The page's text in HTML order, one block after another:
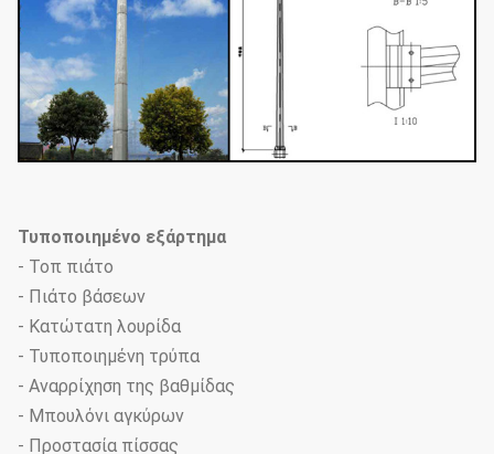
Τυποποιημένο εξάρτημα
- Τοπ πιάτο
- Πιάτο βάσεων
- Κατώτατη λουρίδα
- Τυποποιημένη τρύπα
- Αναρρίχηση της βαθμίδας
- Μπουλόνι αγκύρων
- Προστασία πίσσας